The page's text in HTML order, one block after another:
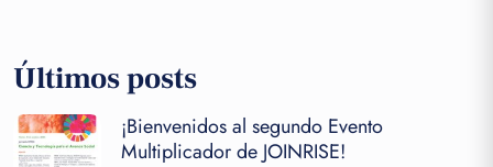
Últimos posts
¡Bienvenidos al segundo Evento
Multiplicador de JOINRISE!